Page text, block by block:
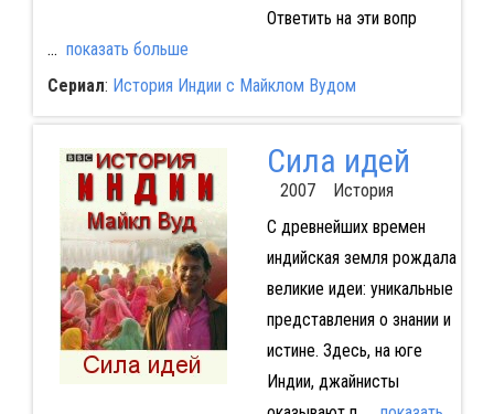
Ответить на эти вопр
... показать больше
Сериал: История Индии с Майклом Вудом
Сила идей
2007 История
С древнейших времен
индийская земля рождала
великие идеи: уникальные
представления о знании и
истине. Здесь, на юге
Индии, джайнисты